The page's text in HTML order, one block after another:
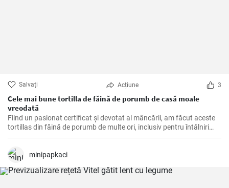
Salvați Acțiune 3
Cele mai bune tortilla de făină de porumb de casă moale
vreodată
Fiind un pasionat certificat și devotat al mâncării, am făcut aceste
tortillas din făină de porumb de multe ori, inclusiv pentru întâlniri
tematice și cine liniștite în timpul săptămânii acasă. Sunt un
mâncăruri mexicane și, de asemenea, o salvare pentru cei care
fiecare dată ca o călătorie în inima bucătăriei mexicane.
minipapkaci